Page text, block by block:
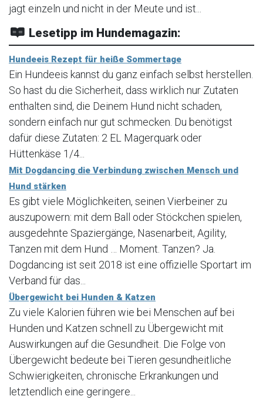
jagt einzeln und nicht in der Meute und ist...
Lesetipp im Hundemagazin:
Hundeeis Rezept für heiße Sommertage
Ein Hundeeis kannst du ganz einfach selbst herstellen.
So hast du die Sicherheit, dass wirklich nur Zutaten
enthalten sind, die Deinem Hund nicht schaden,
sondern einfach nur gut schmecken. Du benötigst
dafür diese Zutaten: 2 EL Magerquark oder
Hüttenkäse 1/4...
Mit Dogdancing die Verbindung zwischen Mensch und
Hund stärken
Es gibt viele Möglichkeiten, seinen Vierbeiner zu
auszupowern: mit dem Ball oder Stöckchen spielen,
ausgedehnte Spaziergänge, Nasenarbeit, Agility,
Tanzen mit dem Hund … Moment. Tanzen? Ja.
Dogdancing ist seit 2018 ist eine offizielle Sportart im
Verband für das...
Übergewicht bei Hunden & Katzen
Zu viele Kalorien führen wie bei Menschen auf bei
Hunden und Katzen schnell zu Übergewicht mit
Auswirkungen auf die Gesundheit. Die Folge von
Übergewicht bedeute bei Tieren gesundheitliche
Schwierigkeiten, chronische Erkrankungen und
letztendlich eine geringere...